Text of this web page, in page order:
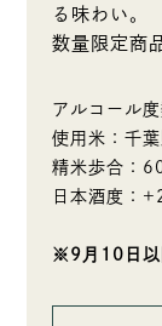
る味わい。
数量限定商
アルコール
使用米：千
精米歩合：
日本酒度：
※9月10日以